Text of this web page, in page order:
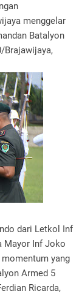
menggelar
Batalyon
Brajawijaya,
dari Letkol Inf
Mayor Inf Joko
momentum yang
Armed 5
Ricarda,